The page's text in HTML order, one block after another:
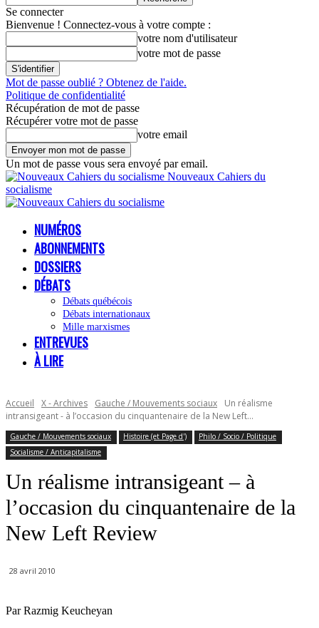
Se connecter
Bienvenue ! Connectez-vous à votre compte :
votre nom d'utilisateur
votre mot de passe
Mot de passe oublié ? Obtenez de l'aide.
Politique de confidentialité
Récupération de mot de passe
Récupérer votre mot de passe
votre email
Un mot de passe vous sera envoyé par email.
Nouveaux Cahiers du
socialisme
NUMÉROS
ABONNEMENTS
DOSSIERS
DÉBATS
Débats québécois
Débats internationaux
Mille marxismes
ENTREVUES
À LIRE
Accueil X - Archives Gauche / Mouvements sociaux
Un réalisme
intransigeant - à l’occasion du cinquantenaire de la New Left...
Gauche / Mouvements sociaux Histoire (et Page d')
Philo / Socio / Politique
Socialisme / Anticapitalisme
Un réalisme intransigeant – à
l’occasion du cinquantenaire de la
New Left Review
28 avril 2010
Par Razmig Keucheyan